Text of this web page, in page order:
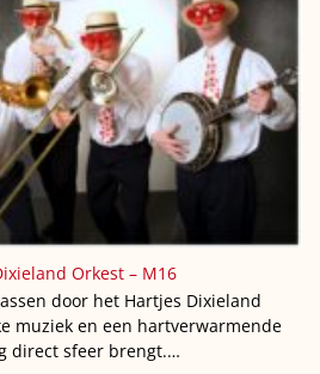
Orkest – M16
door het Hartjes Dixieland
muziek en een hartverwarmende
direct sfeer brengt.…